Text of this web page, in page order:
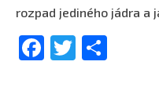
rozpad jediného jádra a
Facebook
Twitter